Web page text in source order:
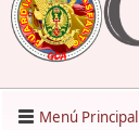
Menú Principal